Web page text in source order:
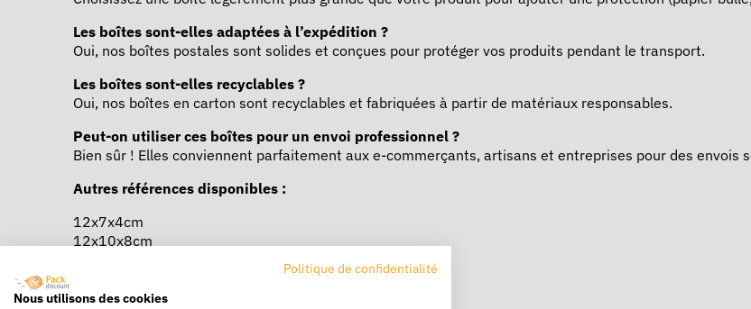
Les boîtes sont-elles adaptées à l’expédition ?
Oui, nos boîtes postales sont solides et conçues pour protéger vos produits pendant le transport.
Les boîtes sont-elles recyclables ?
Oui, nos boîtes en carton sont recyclables et fabriquées à partir de matériaux responsables.
Peut-on utiliser ces boîtes pour un envoi professionnel ?
Bien sûr ! Elles conviennent parfaitement aux e-commerçants, artisans et entreprises pour des envois
Autres références disponibles :
12x7x4cm
12x10x8cm
20x10x10cm
Politique de confidentialité
Nous utilisons des cookies